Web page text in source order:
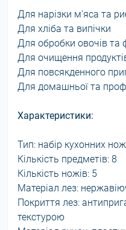
Для нарізки м'яса та
Для хліба та випічки
Для обробки овочів та
Для очищення
Для повсякденного
Для домашньої та
Характеристики:
Тип: набір кухонних
Кількість предметів: 8
Кількість ножів: 5
Матеріал лез:
Покриття лез:
текстурою